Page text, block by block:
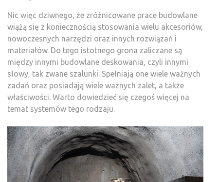
Nic więc dziwnego, że zróżnicowane prace budowlane
wiążą się z koniecznością stosowania wielu akcesoriów,
nowoczesnych narzędzi oraz innych rozwiązań i
materiałów. Do tego istotnego grona zaliczane są
między innymi budowlane deskowania, czyli innymi
słowy, tak zwane szalunki. Spełniają one wiele ważnych
zadań oraz posiadają wiele ważnych zalet, a także
właściwości. Warto dowiedzieć się czegoś więcej na
temat systemów tego rodzaju.